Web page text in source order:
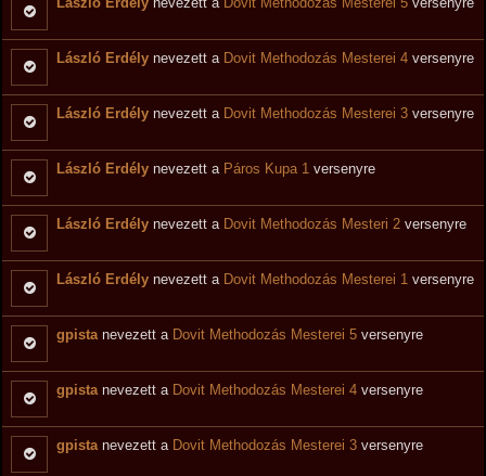
László Erdély nevezett a Dovit Methodozás Mesterei 4 versenyre
László Erdély nevezett a Dovit Methodozás Mesterei 3 versenyre
László Erdély nevezett a Páros Kupa 1 versenyre
László Erdély nevezett a Dovit Methodozás Mesteri 2 versenyre
László Erdély nevezett a Dovit Methodozás Mesterei 1 versenyre
gpistanevezett a Dovit Methodozás Mesterei 5 versenyre
gpistanevezett a Dovit Methodozás Mesterei 4 versenyre
gpistanevezett a Dovit Methodozás Mesterei 3 versenyre